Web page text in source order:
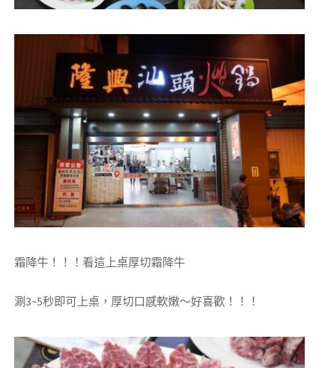
霜降牛！！！看這上桌厚切霜降牛
涮3~5秒即可上桌，厚切口感軟嫩～好喜歡！！！